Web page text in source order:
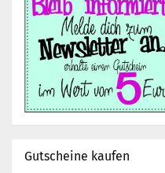
Gutscheine kaufen